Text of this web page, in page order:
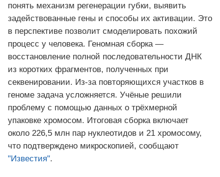
понять механизм регенерации губки, выявить
задействованные гены и способы их активации. Это
в перспективе позволит смоделировать похожий
процесс у человека. Геномная сборка —
восстановление полной последовательности ДНК
из коротких фрагментов, полученных при
секвенировании. Из‑за повторяющихся участков в
геноме задача усложняется. Учёные решили
проблему с помощью данных о трёхмерной
упаковке хромосом. Итоговая сборка включает
около 226,5 млн пар нуклеотидов и 21 хромосому,
что подтверждено микроскопией, сообщают
"Известия".